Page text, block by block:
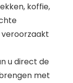
koffie,
u direct de
met